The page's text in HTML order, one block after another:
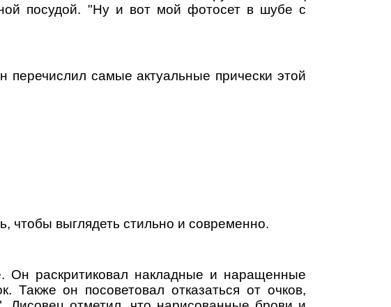
посудой. "Ну и вот мой фотосет в шубе с
самые актуальные прически этой
чтобы выглядеть стильно и современно.
Он раскритиковал накладные и наращенные
он посоветовал отказаться от очков,